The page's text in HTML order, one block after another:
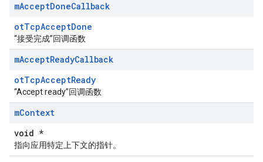
mAcceptDoneCallback
otTcpAcceptDone
“接受完成”回调函数
mAcceptReadyCallback
otTcpAcceptReady
“Accept ready”回调函数
mContext
void *
指向应用特定上下文的指针。